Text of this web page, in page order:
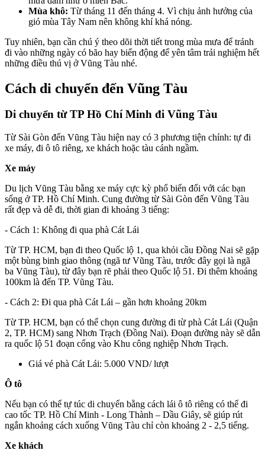
Mùa khô: Từ tháng 11 đến tháng 4. Vì chịu ảnh hưởng của
gió mùa Tây Nam nên không khí khá nóng.
Tuy nhiên, bạn cần chú ý theo dõi thời tiết trong mùa mưa để tránh
đi vào những ngày có bão hay biển động để yên tâm trải nghiệm hết
những điều thú vị ở Vũng Tàu nhé.
Cách di chuyển đến Vũng Tàu
Di chuyển từ TP Hồ Chí Minh đi Vũng Tàu
Từ Sài Gòn đến Vũng Tàu hiện nay có 3 phương tiện chính: tự đi
xe máy, đi ô tô riêng, xe khách hoặc tàu cánh ngầm.
Xe máy
Du lịch Vũng Tàu bằng xe máy cực kỳ phổ biến đối với các bạn
sống ở TP. Hồ Chí Minh. Cung đường từ Sài Gòn đến Vũng Tàu
rất đẹp và dễ đi, thời gian đi khoảng 3 tiếng:
- Cách 1: Không đi qua phà Cát Lái
Từ TP. HCM, bạn đi theo Quốc lộ 1, qua khỏi cầu Đồng Nai sẽ gặp
một bùng binh giao thông (ngã tư Vũng Tàu, trước đây gọi là ngã
ba Vũng Tàu), từ đây bạn rẽ phải theo Quốc lộ 51. Đi thêm khoảng
100km là đến TP. Vũng Tàu.
- Cách 2: Đi qua phà Cát Lái – gần hơn khoảng 20km
Từ TP. HCM, bạn có thể chọn cung đường đi từ phà Cát Lái (Quận
2, TP. HCM) sang Nhơn Trạch (Đồng Nai). Đoạn đường này sẽ dẫn
ra quốc lộ 51 đoạn cổng vào Khu công nghiệp Nhơn Trạch.
Giá vé phà Cát Lái: 5.000 VND/ lượt
Ô tô
Nếu bạn có thể tự túc di chuyển bằng cách lái ô tô riêng có thể đi
cao tốc TP. Hồ Chí Minh - Long Thành – Dầu Giây, sẽ giúp rút
ngắn khoảng cách xuống Vũng Tàu chỉ còn khoảng 2 - 2,5 tiếng.
Xe khách